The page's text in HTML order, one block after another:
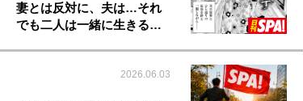
妻とは反対に、夫は…それ
でも二人は一緒に生きる…
2026.06.03